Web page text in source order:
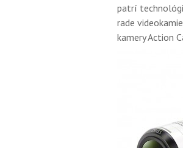
patrí
rade
kamery Action